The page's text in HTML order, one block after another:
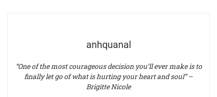
anhquanal
“One of the most courageous decision you’ll ever make is to
finally let go of what is hurting your heart and soul” –
Brigitte Nicole